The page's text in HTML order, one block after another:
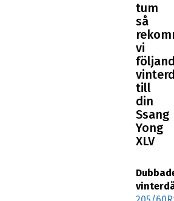
vi
till
din
Ssang
Yong
XLV
205/